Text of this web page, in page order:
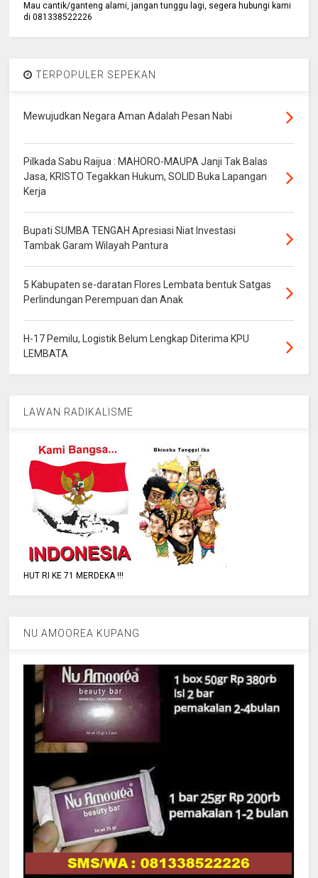
Mau cantik/ganteng alami, jangan tunggu lagi, segera hubungi kami
di 081338522226
TERPOPULER SEPEKAN
Mewujudkan Negara Aman Adalah Pesan Nabi
Pilkada Sabu Raijua : MAHORO-MAUPA Janji Tak Balas
Jasa, KRISTO Tegakkan Hukum, SOLID Buka Lapangan
Kerja
Bupati SUMBA TENGAH Apresiasi Niat Investasi
Tambak Garam Wilayah Pantura
5 Kabupaten se-daratan Flores Lembata bentuk Satgas
Perlindungan Perempuan dan Anak
H-17 Pemilu, Logistik Belum Lengkap Diterima KPU
LEMBATA
LAWAN RADIKALISME
HUT RI KE 71 MERDEKA !!!
NU AMOOREA KUPANG